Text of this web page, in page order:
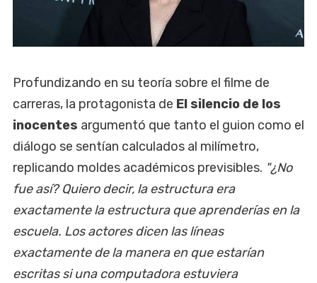
Profundizando en su teoría sobre el filme de
carreras, la protagonista de El silencio de los
inocentes argumentó que tanto el guion como el
diálogo se sentían calculados al milímetro,
replicando moldes académicos previsibles. "¿No
fue así? Quiero decir, la estructura era
exactamente la estructura que aprenderías en la
escuela. Los actores dicen las líneas
exactamente de la manera en que estarían
escritas si una computadora estuviera